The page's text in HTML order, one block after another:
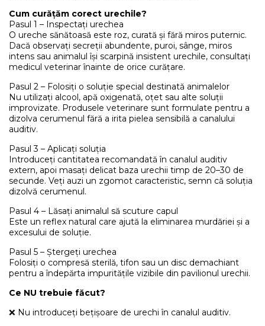
Cum curățăm corect urechile?
Pasul 1 – Inspectați urechea
O ureche sănătoasă este roz, curată și fără miros puternic.
Dacă observați secreții abundente, puroi, sânge, miros
intens sau animalul își scarpină insistent urechile, consultați
medicul veterinar înainte de orice curățare.
Pasul 2 – Folosiți o soluție special destinată animalelor
Nu utilizați alcool, apă oxigenată, oțet sau alte soluții
improvizate. Produsele veterinare sunt formulate pentru a
dizolva cerumenul fără a irita pielea sensibilă a canalului
auditiv.
Pasul 3 – Aplicați soluția
Introduceți cantitatea recomandată în canalul auditiv
extern, apoi masați delicat baza urechii timp de 20–30 de
secunde. Veți auzi un zgomot caracteristic, semn că soluția
dizolvă cerumenul.
Pasul 4 – Lăsați animalul să scuture capul
Este un reflex natural care ajută la eliminarea murdăriei și a
excesului de soluție.
Pasul 5 – Ștergeți urechea
Folosiți o compresă sterilă, tifon sau un disc demachiant
pentru a îndepărta impuritățile vizibile din pavilionul urechii.
Ce NU trebuie făcut?
❌ Nu introduceți bețișoare de urechi în canalul auditiv.